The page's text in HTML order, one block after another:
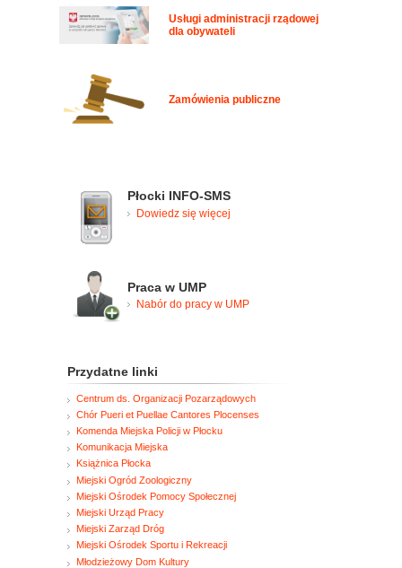
Usługi administracji rządowej
dla obywateli
Zamówienia publiczne
Płocki INFO-SMS
Dowiedz się więcej
Praca w UMP
Nabór do pracy w UMP
Przydatne linki
Centrum ds. Organizacji Pozarządowych
Chór Pueri et Puellae Cantores Plocenses
Komenda Miejska Policji w Płocku
Komunikacja Miejska
Książnica Płocka
Miejski Ogród Zoologiczny
Miejski Ośrodek Pomocy Społecznej
Miejski Urząd Pracy
Miejski Zarząd Dróg
Miejski Ośrodek Sportu i Rekreacji
Młodzieżowy Dom Kultury